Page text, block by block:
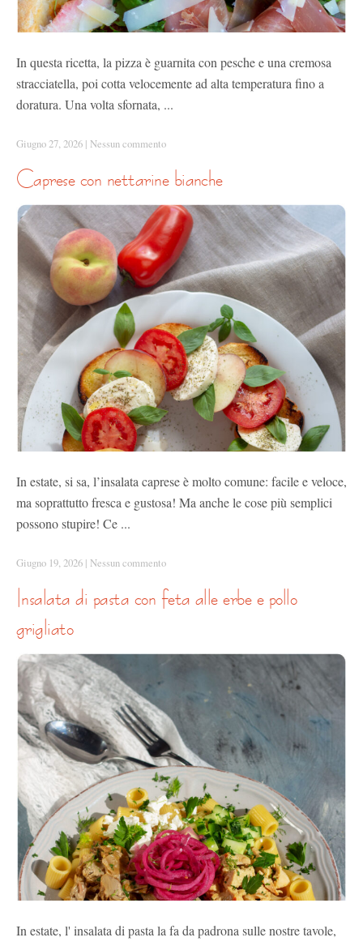
In questa ricetta, la pizza è guarnita con pesche e una cremosa
stracciatella, poi cotta velocemente ad alta temperatura fino a
doratura. Una volta sfornata, ...
Giugno 27, 2026 | Nessun commento
caprese con nettarine bianche
In estate, si sa, l’insalata caprese è molto comune: facile e veloce,
ma soprattutto fresca e gustosa! Ma anche le cose più semplici
possono stupire! Ce ...
Giugno 19, 2026 | Nessun commento
insalata di pasta con feta alle erbe e pollo
grigliato
In estate, l' insalata di pasta la fa da padrona sulle nostre tavole,